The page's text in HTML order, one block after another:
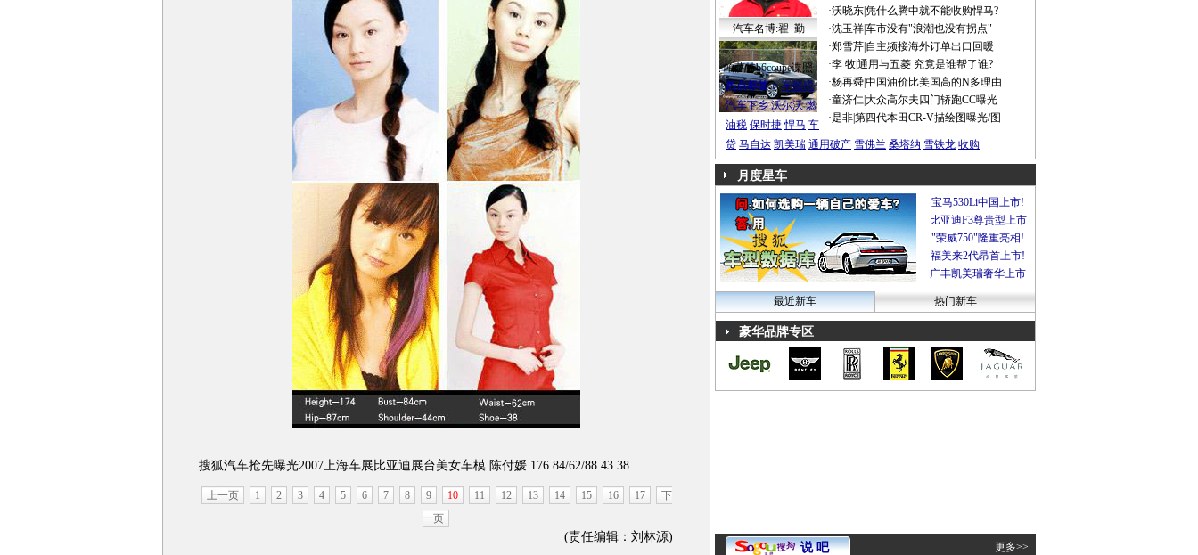
搜狐汽车抢先曝光2007上海车展比亚迪展台美女车模 陈付媛 176 84/62/88 43 38
上一页 1 2 3 4 5 6 7 8 9 10 11 12 13 14 15 16 17
下
一页
(责任编辑：刘林源)
汽车名博:翟 勤
帕萨特b6coupe谍照
·沃晓东|凭什么腾中就不能收购悍马?
·沈玉祥|车市没有"浪潮也没有拐点"
·郑雪芹| 自主频接海外订单出口回暖
·李 牧|通用与五菱 究竟是谁帮了谁?
·杨再舜|中国油价比美国高的N多理由
·童济仁|大众高尔夫四门轿跑CC曝光
·是非|第四代本田CR-V描绘图曝光/图
热点标签： 车船税
汽车下乡 沃尔沃 燃
油税 保时捷 悍马 车
贷 马自达 凯美瑞 通用破产 雪佛兰 桑塔纳 雪铁龙 收购
月度星车
宝马530Li中国上市!
比亚迪F3尊贵型上市
"荣威750"隆重亮相!
福美来2代昂首上市!
广丰凯美瑞奢华上市
最近新车 热门新车
豪华品牌专区
说 吧 更多>>